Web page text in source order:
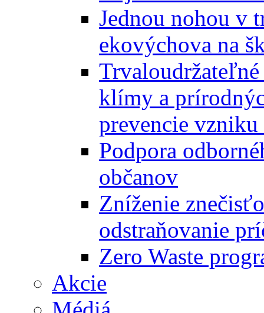
Jednou nohou v
ekovýchova na
klímy a
prevencie vzniku
Podpora
občanov
Zníženie
odstraňovanie
Zero Waste
Akcie